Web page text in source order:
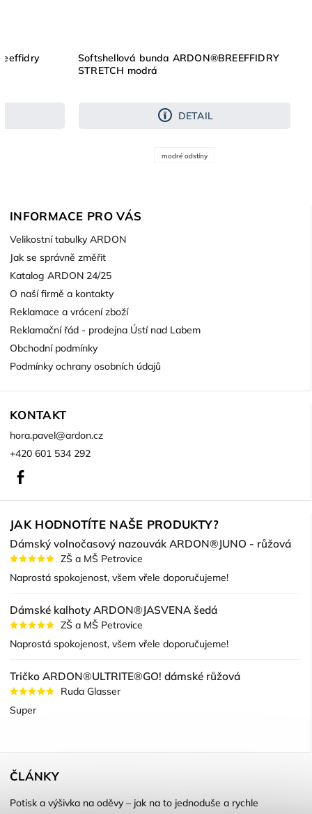
Softshellová bunda ARDON®BREEFFIDRY
STRETCH modrá
DETAIL
modré odstíny
INFORMACE PRO VÁS
Velikostní tabulky ARDON
Jak se správně změřit
Katalog ARDON 24/25
O naší firmě a kontakty
Reklamace a vrácení zboží
Reklamační řád - prodejna Ústí nad Labem
Obchodní podmínky
Podmínky ochrany osobních údajů
KONTAKT
hora.pavel@ardon.cz
+420 601 534 292
JAK HODNOTÍTE NAŠE PRODUKTY?
Dámský volnočasový nazouvák ARDON®JUNO - růžová
ZŠ a MŠ Petrovice
Naprostá spokojenost, všem vřele doporučujeme!
Dámské kalhoty ARDON®JASVENA šedá
ZŠ a MŠ Petrovice
Naprostá spokojenost, všem vřele doporučujeme!
Tričko ARDON®ULTRITE®GO! dámské růžová
Ruda Glasser
Super
ČLÁNKY
Potisk a výšivka na oděvy – jak na to jednoduše a rychle